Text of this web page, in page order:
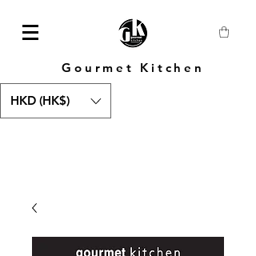
Gourmet Kitchen
HKD (HK$)